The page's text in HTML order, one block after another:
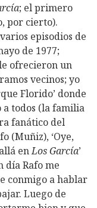
; el primero
por cierto).
episodios de
de 1977;
ofrecieron un
vecinos; yo
Florido’ donde
a todos (la familia
fanático del
(Muñiz), ‘Oye,
enLos García’
día Rafo me
conmigo a hablar
Luego de